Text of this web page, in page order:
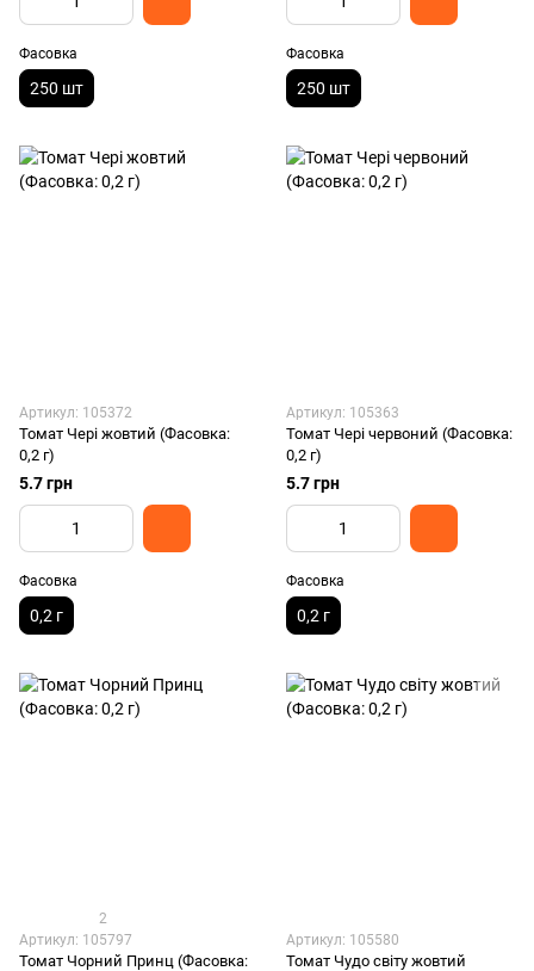
Фасовка
250 шт
Фасовка
250 шт
Артикул: 105372
Томат Чері жовтий (Фасовка:
0,2 г)
5.7 грн
Фасовка
0,2 г
Артикул: 105363
Томат Чері червоний (Фасовка:
0,2 г)
5.7 грн
Фасовка
0,2 г
2
Артикул: 105797
Томат Чорний Принц (Фасовка:
Артикул: 105580
Томат Чудо світу жовтий